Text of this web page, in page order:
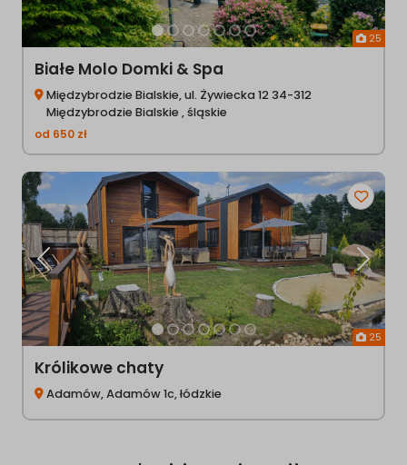
25
Białe Molo Domki & Spa
Międzybrodzie Bialskie, ul. Żywiecka 12 34-312
Międzybrodzie Bialskie , śląskie
od 650 zł
25
Poprzednia
Królikowe chaty
Adamów, Adamów 1c, łódzkie